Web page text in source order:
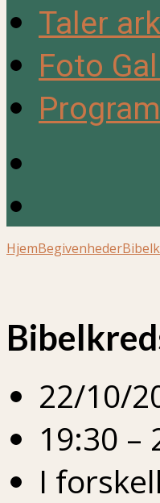
Taler
Foto
HjemBegivenheder
22/10/
19:30 –
I